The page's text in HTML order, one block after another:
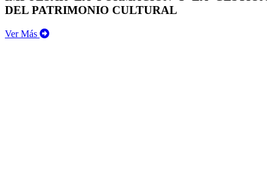
DEL PATRIMONIO CULTURAL
Ver Más